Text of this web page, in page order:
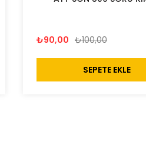
₺90,00 ₺100,00
SEPETE EKLE